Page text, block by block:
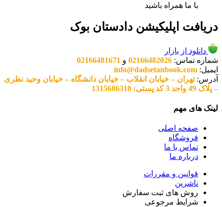
با ما همراه باشید
دریافت اپلیکیشن دادستان بوک
دانلود از بازار
شماره تماس: 02166482026 و 02166481671
ایمیل: info@dadsetanbook.com
آدرس:تهران – خیابان انقلاب – خیابان دانشگاه – خیابان وحید نظری
– پلاک 49 واحد 3 کد پستی: 1315686310
لینک های مهم
صفحه اصلی
فروشگاه
تماس با ما
درباره ما
قوانین و مقررات
ناشرین
روش های ثبت سفارش
شرایط مرجوعی